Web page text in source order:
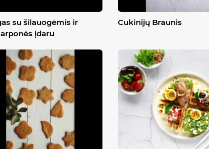
su šilauogėmis ir
įdaru
Cukinijų Braunis